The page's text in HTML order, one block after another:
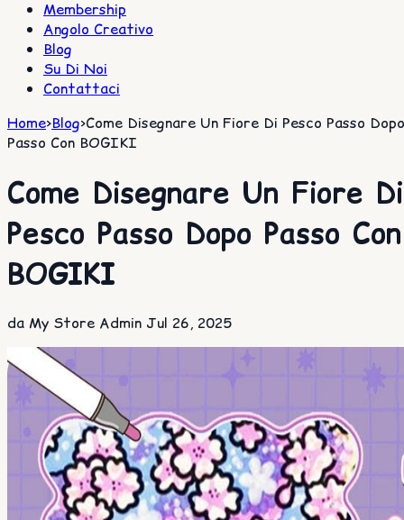
Membership
Angolo Creativo
Blog
Su Di Noi
Contattaci
Home>Blog>Come Disegnare Un Fiore Di Pesco Passo Dopo
Passo Con BOGIKI
Come Disegnare Un Fiore Di
Pesco Passo Dopo Passo Con
BOGIKI
da My Store Admin Jul 26, 2025